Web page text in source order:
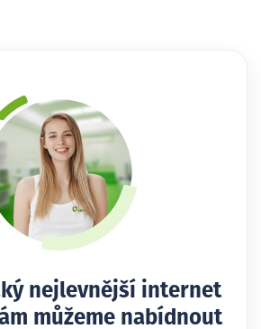
nejlevnější internet
můžeme nabídnout